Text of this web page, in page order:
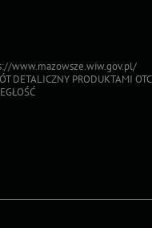
www.mazowsze.wiw.gov.pl/
DETALICZNY PRODUKTAMI